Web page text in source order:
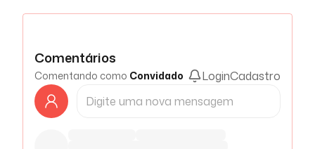
Comentários
Comentando como Convidado LoginCadastro